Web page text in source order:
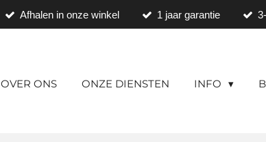
Afhalen in onze winkel 1 jaar garantie
OVER ONS ONZE DIENSTEN INFO